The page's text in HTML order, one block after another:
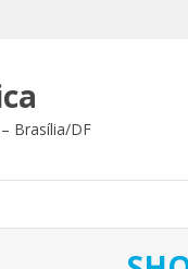
Brasília/DF